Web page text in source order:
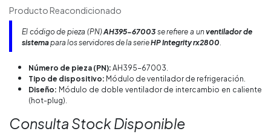
Producto Reacondicionado
El código de pieza (PN)AH395-67003 se refiere a unventilador de
sistemapara los servidores de la serieHP Integrity rx2800.
Número de pieza (PN): AH395-67003.
Tipo de dispositivo: Módulo de ventilador de refrigeración.
Diseño: Módulo de doble ventilador de intercambio en caliente
(hot-plug).
Consulta Stock Disponible